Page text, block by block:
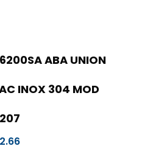
ABA UNION
INOX 304 MOD